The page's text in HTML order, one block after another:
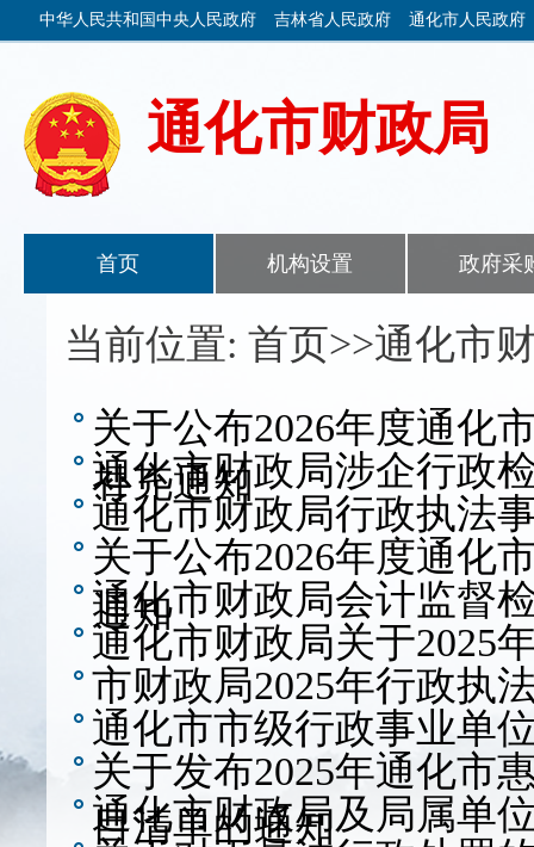
中华人民共和国中央人民政府 吉林省人民政府 通化市人民政府
通化市财政局
首页 机构设置 政府采
当前位置: 首页>>通化市
关于公布2026年度通化
补充通知
通化市财政局涉企行政
通化市财政局行政执法
关于公布2026年度通化
通知
通化市财政局会计监督
通化市财政局关于2025
市财政局2025年行政执
通化市市级行政事业单
关于发布2025年通化市
目清单的通知
通化市财政局及局属单